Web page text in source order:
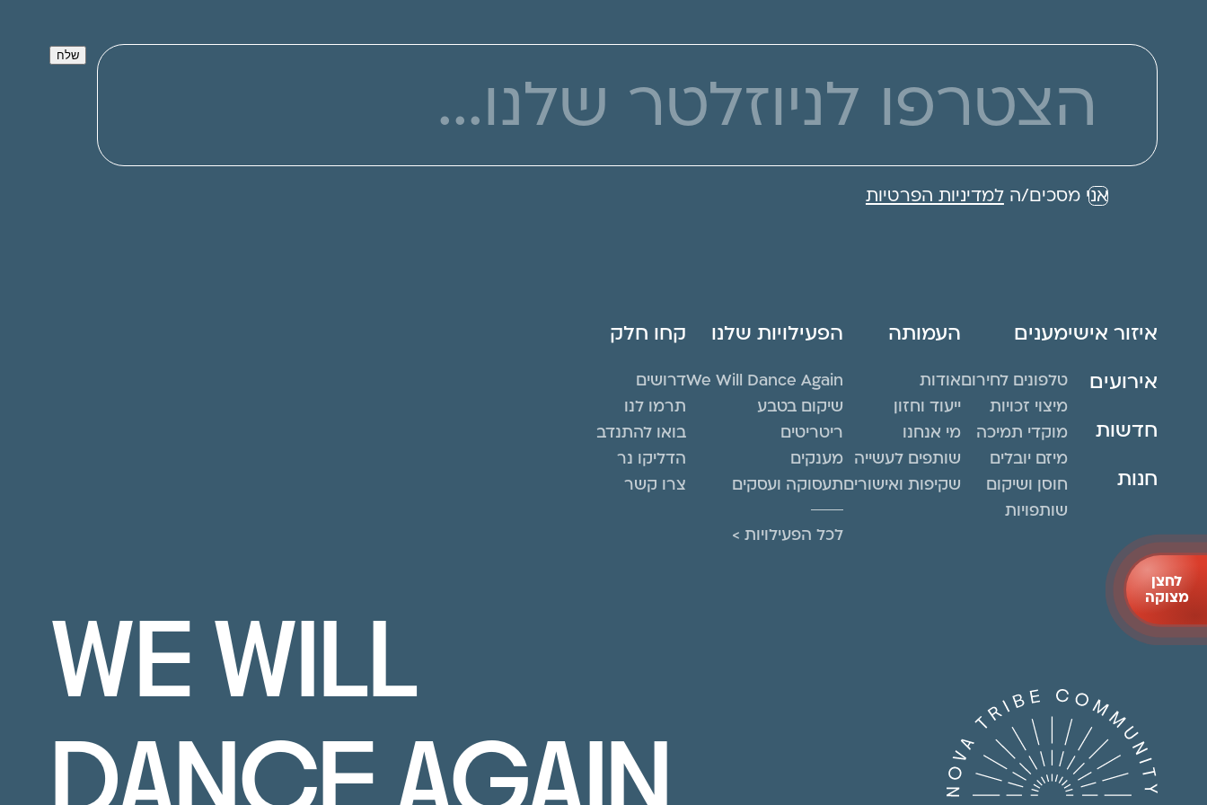
אני מסכים/הלמדיניות הפרטיות
איזור אישי
אירועים
חדשות
חנות
מענים
טלפונים לחירום
מיצוי זכויות
מוקדי תמיכה
מיזם יובלים
חוסן ושיקום
שותפויות
העמותה
אודות
ייעוד וחזון
מי אנחנו
שותפים לעשייה
שקיפות ואישורים
הפעילויות שלנו
We Will Dance Again
שיקום בטבע
ריטריטים
מענקים
תעסוקה ועסקים
לכל הפעילויות >
קחו חלק
דרושים
תרמו לנו
בואו להתנדב
הדליקו נר
צרו קשר
WE WILL
לחצן
מצוקה